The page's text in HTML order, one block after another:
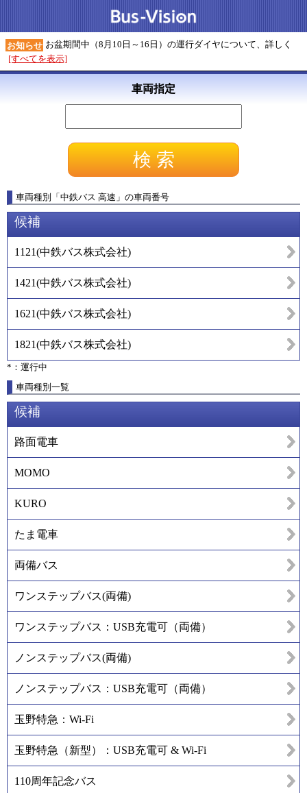
お知らせ お盆期間中（8月10日～16日）の運行ダイヤについて、詳しく
[すべてを表示]
車両指定
車両種別 「中鉄バス 高速 」 の車両番号
候補
1121(中鉄バス株式会社)
1421(中鉄バス株式会社)
1621(中鉄バス株式会社)
1821(中鉄バス株式会社)
*：運行中
車両種別一覧
候補
路面電車
MOMO
KURO
たま電車
両備バス
ワンステップバス(両備)
ワンステップバス：USB充電可（両備）
ノンステップバス(両備)
ノンステップバス：USB充電可（両備）
玉野特急：Wi-Fi
玉野特急（新型）：USB充電可 & Wi-Fi
110周年記念バス